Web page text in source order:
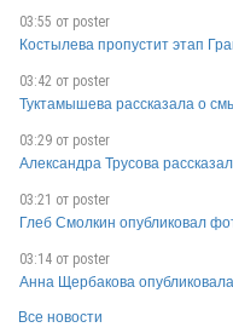
03:55 от poster
Костылева пропустит этап
03:42 от poster
Туктамышева рассказала о
03:29 от poster
Александра Трусова
03:21 от poster
Глеб Смолкин опубликовал
03:14 от poster
Анна Щербакова
Все новости